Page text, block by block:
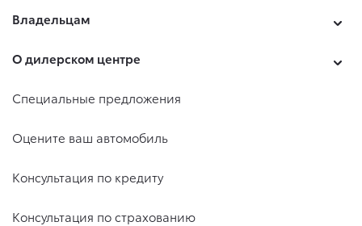
Владельцам
О дилерском центре
Специальные предложения
Оцените ваш автомобиль
Консультация по кредиту
Консультация по страхованию